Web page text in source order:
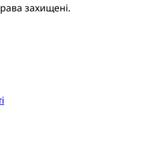
захищені.